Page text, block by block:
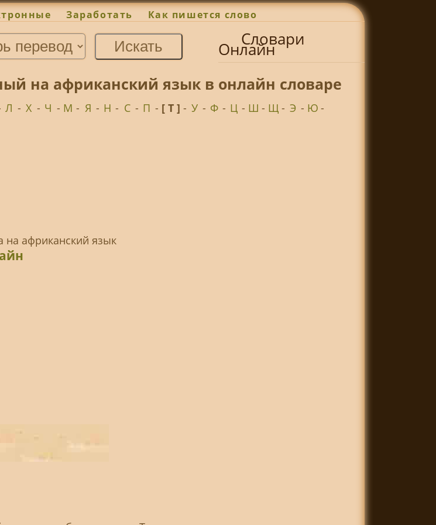
Заработать Как пишется слово
Словари
Онлайн
на африканский язык в онлайн словаре
Л - Х - Ч - М - Я - Н - С - П - [ Т ] - У - Ф - Ц - Ш - Щ- Э - Ю-
на африканский язык